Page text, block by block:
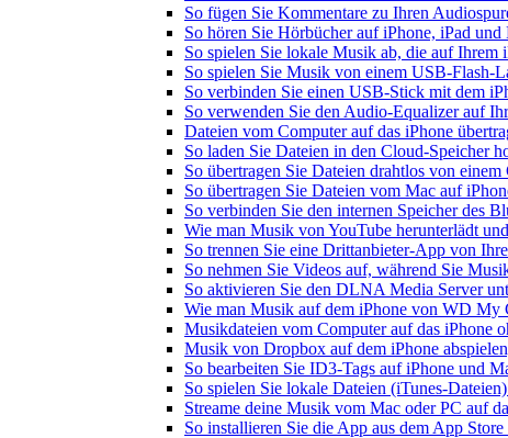
So fügen Sie Kommentare zu Ihren
So hören Sie Hörbücher auf iPhone, iPad
So spielen Sie lokale Musik ab, die auf Ihrem
So spielen Sie Musik von einem USB-Flash-
So verbinden Sie einen USB-Stick mit dem
So verwenden Sie den Audio-Equalizer auf
Dateien vom Computer auf das iPhone
So laden Sie Dateien in den Cloud-Speicher
So übertragen Sie Dateien drahtlos von
So übertragen Sie Dateien vom Mac auf
So verbinden Sie den internen Speicher des
Wie man Musik von YouTube herunterlädt
So trennen Sie eine Drittanbieter-App von
So nehmen Sie Videos auf, während Sie
So aktivieren Sie den DLNA Media Server
Wie man Musik auf dem iPhone von WD My
Musikdateien vom Computer auf das iPhone
Musik von Dropbox auf dem iPhone
So bearbeiten Sie ID3-Tags auf iPhone und
So spielen Sie lokale Dateien (iTunes-
Streame deine Musik vom Mac oder PC auf
So installieren Sie die App aus dem App